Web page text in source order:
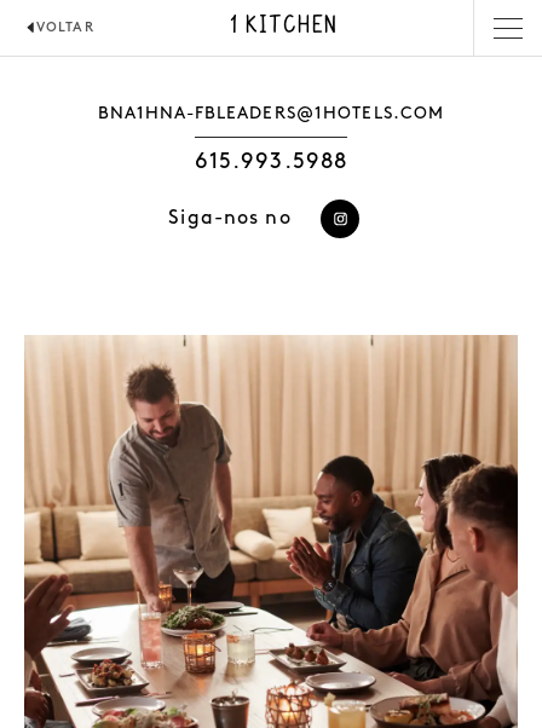
VOLTAR 1 KITCHEN
BNA1HNA-FBLEADERS@1HOTELS.COM
615.993.5988
Siga-nos no